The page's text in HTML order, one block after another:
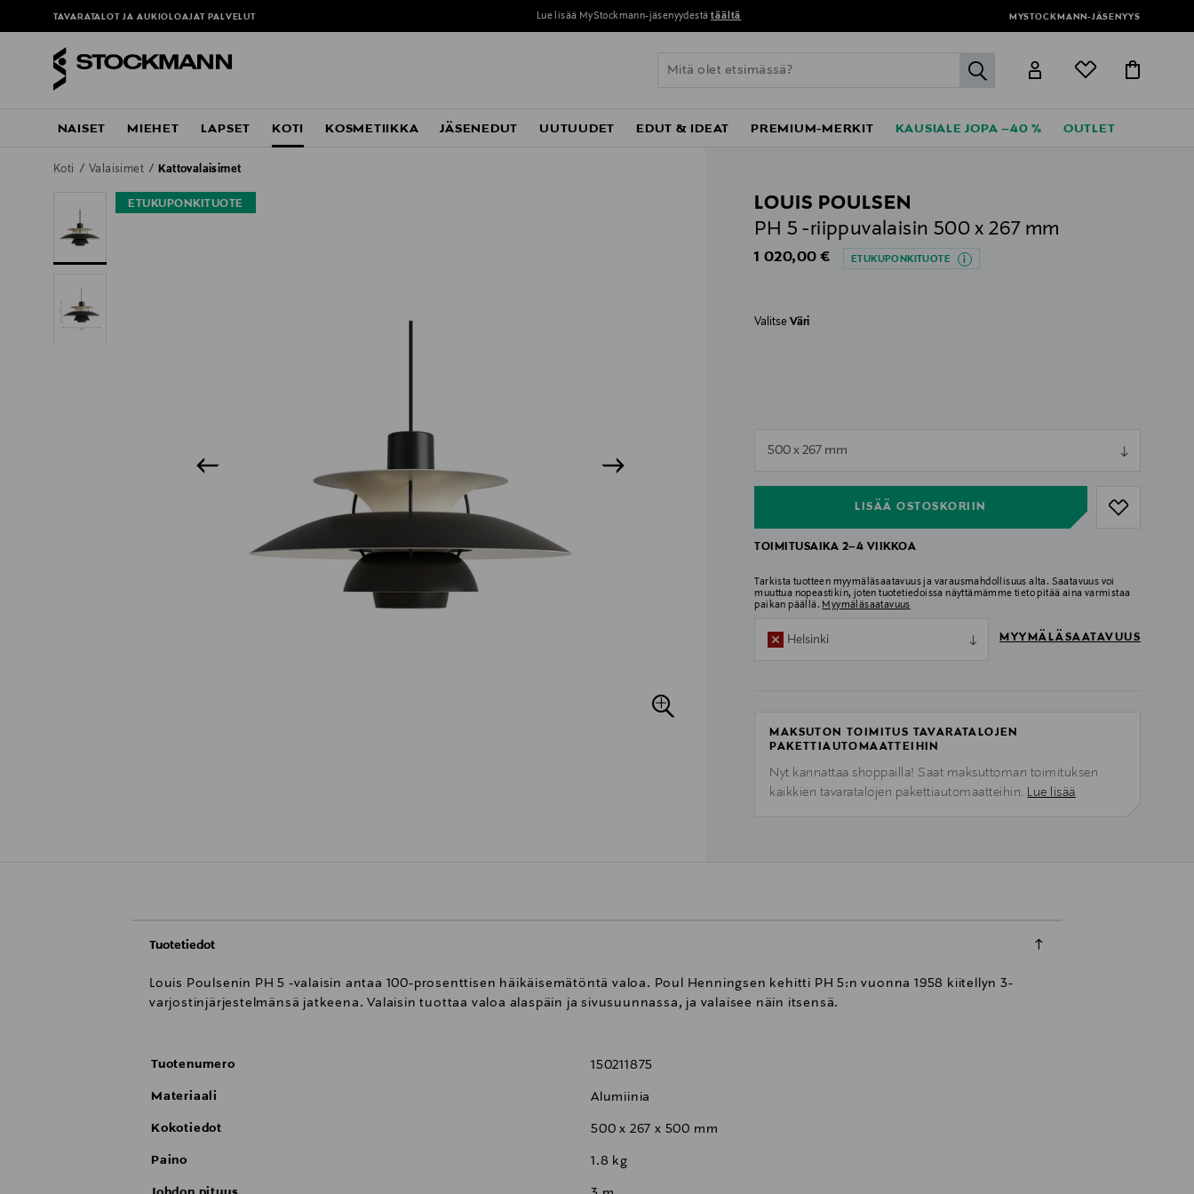
TAVARATALOT JA AUKIOLOAJAT PALVELUT Lue lisää MyStockmann-jäsenyydestä täältä MYSTOCKMANN-JÄSENYYS
label.header.go
NAISET MIEHET LAPSET KOTI KOSMETIIKKA JÄSENEDUT UUTUUDET EDUT & IDEAT PREMIUM-MERKIT KAUSIALE JOPA –40 % OUTLET
Koti Valaisimet Kattovalaisimet
ETUKUPONKITUOTE
LOUIS POULSEN
PH 5 -riippuvalaisin 500 x 267 mm
Original Price
1 020,00 € ETUKUPONKITUOTE
ValitseVäri
500 x 267 mm
LISÄÄ OSTOSKORIIN
null
TOIMITUSAIKA 2–4 VIIKKOA
Tarkista tuotteen myymäläsaatavuus ja varausmahdollisuus alta. Saatavuus voi
muuttua nopeastikin, joten tuotetiedoissa näyttämämme tieto pitää aina varmistaa
paikan päällä. Myymäläsaatavuus
Helsinki MYYMÄLÄSAATAVUUS
MAKSUTON TOIMITUS TAVARATALOJEN
PAKETTIAUTOMAATTEIHIN
Nyt kannattaa shoppailla! Saat maksuttoman toimituksen
kaikkien tavaratalojen pakettiautomaatteihin. Lue lisää
Tuotetiedot
Louis Poulsenin PH 5 -valaisin antaa 100-prosenttisen häikäisemätöntä valoa. Poul Henningsen kehitti PH 5:n vuonna 1958 kiitellyn 3-
varjostinjärjestelmänsä jatkeena. Valaisin tuottaa valoa alaspäin ja sivusuunnassa, ja valaisee näin itsensä.
Tuotenumero 150211875
Materiaali Alumiinia
Kokotiedot 500 x 267 x 500 mm
Paino 1.8 kg